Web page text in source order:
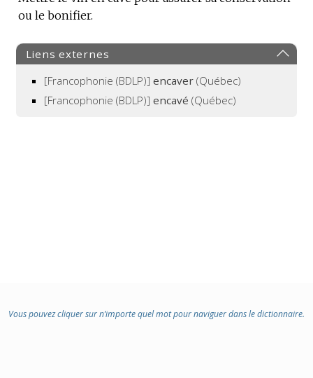
ou le bonifier.
Liens externes
[Francophonie (BDLP)] encaver (Québec)
[Francophonie (BDLP)] encavé (Québec)
Vous pouvez cliquer sur n’importe quel mot pour naviguer dans le dictionnaire.